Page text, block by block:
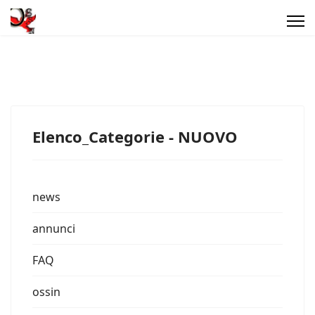
Elenco_Categorie - NUOVO
news
annunci
FAQ
ossin